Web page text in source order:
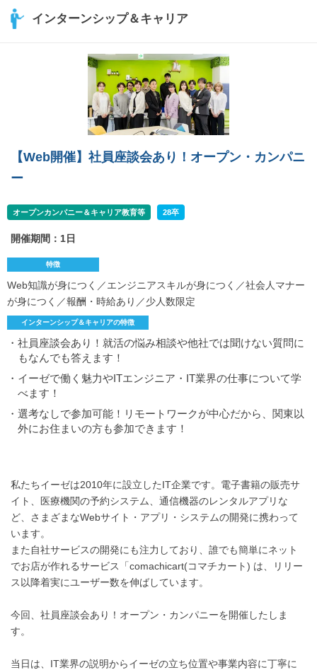
インターンシップ＆キャリア
【Web開催】社員座談会あり！オープン・カンパニ
ー
オープンカンパニー＆キャリア教育等 28卒
開催期間：1日
特徴
Web知識が身につく／エンジニアスキルが身につく／社会人マナー
が身につく／報酬・時給あり／少人数限定
インターンシップ＆キャリアの特徴
・社員座談会あり！就活の悩み相談や他社では聞けない質問に
もなんでも答えます！
・イーゼで働く魅力やITエンジニア・IT業界の仕事について学
べます！
・選考なしで参加可能！リモートワークが中心だから、関東以
外にお住まいの方も参加できます！
私たちイーゼは2010年に設立したIT企業です。電子書籍の販売サ
イト、医療機関の予約システム、通信機器のレンタルアプリな
ど、さまざまなWebサイト・アプリ・システムの開発に携わって
います。
また自社サービスの開発にも注力しており、誰でも簡単にネット
でお店が作れるサービス「comachicart(コマチカート) は、リリー
ス以降着実にユーザー数を伸ばしています。
今回、社員座談会あり！オープン・カンパニーを開催したしま
す。
当日は、IT業界の説明からイーゼの立ち位置や事業内容に丁寧に